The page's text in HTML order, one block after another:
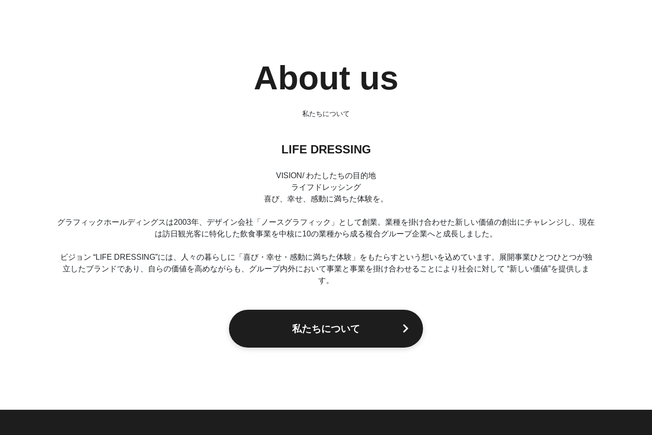
About us
私たちについて
LIFE DRESSING
VISION/ わたしたちの目的地
ライフドレッシング
喜び、幸せ、感動に満ちた体験を。
グラフィックホールディングスは2003年、デザイン会社「ノースグラフィック」として創業。業種を掛け合わせた新しい価値の創出にチャレンジし、現在
は訪日観光客に特化した飲食事業を中核に10の業種から成る複合グループ企業へと成長しました。
ビジョン “LIFE DRESSING”には、人々の暮らしに「喜び・幸せ・感動に満ちた体験」をもたらすという想いを込めています。展開事業ひとつひとつが独
立したブランドであり、自らの価値を高めながらも、グループ内外において事業と事業を掛け合わせることにより社会に対して “新しい価値”を提供しま
す。
私たちについて